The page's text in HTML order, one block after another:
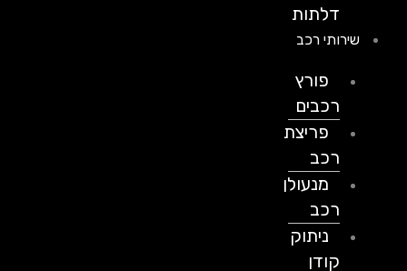
דלתות
שירותי רכב
פורץ
רכבים
פריצת
מנעולן
ניתוק